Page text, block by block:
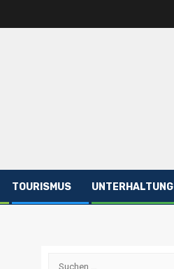
TOURISMUS UNTERHALTUNG
Suchen